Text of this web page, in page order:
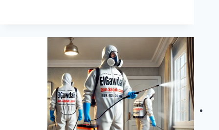
الرياض
شركة
مكافحة
حشرات
بالرياض